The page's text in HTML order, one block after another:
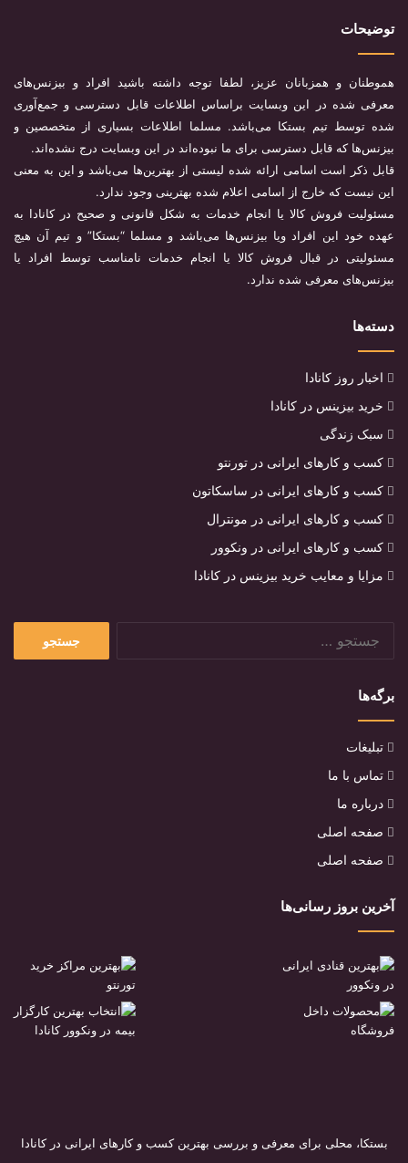
توضیحات
هموطنان و همزبانان عزیز، لطفا توجه داشته باشید افراد و بیزنس‌های
معرفی شده در این وبسایت براساس اطلاعات قابل دسترسی و جمع‌آوری
شده توسط تیم بستکا می‌باشد. مسلما اطلاعات بسیاری از متخصصین و
بیزنس‌ها که قابل دسترسی برای ما نبوده‌اند در این وبسایت درج نشده‌اند.
قابل ذکر است اسامی ارائه شده لیستی از بهترین‌ها می‌باشد و این به معنی
این نیست که خارج از اسامی اعلام شده بهترینی وجود ندارد.
مسئولیت فروش کالا یا انجام خدمات به شکل قانونی و صحیح در کانادا به
عهده خود این افراد ویا بیزنس‌ها می‌باشد و مسلما “بستکا” و تیم آن هیچ
مسئولیتی در قبال فروش کالا یا انجام خدمات نامناسب توسط افراد یا
بیزنس‌های معرفی شده ندارد.
دسته‌ها
اخبار روز کانادا
خرید بیزینس در کانادا
سبک زندگی
کسب و کارهای ایرانی در تورنتو
کسب و کارهای ایرانی در ساسکاتون
کسب و کارهای ایرانی در مونترال
کسب و کارهای ایرانی در ونکوور
مزایا و معایب خرید بیزینس در کانادا
برگه‌ها
تبلیغات
تماس با ما
درباره ما
صفحه اصلی
صفحه اصلی
آخرین بروز رسانی‌ها
بستکا، محلی برای معرفی و بررسی بهترین کسب و کارهای ایرانی در کانادا